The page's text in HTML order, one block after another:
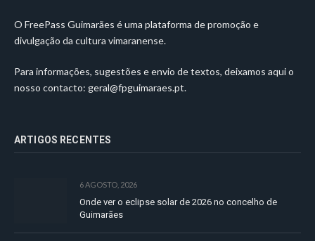
O FreePass Guimarães é uma plataforma de promoção e
divulgação da cultura vimaranense.
Para informações, sugestões e envio de textos, deixamos aqui o
nosso contacto: geral@fpguimaraes.pt.
ARTIGOS RECENTES
6 AGOSTO, 2026
Onde ver o eclipse solar de 2026 no concelho de
Guimarães